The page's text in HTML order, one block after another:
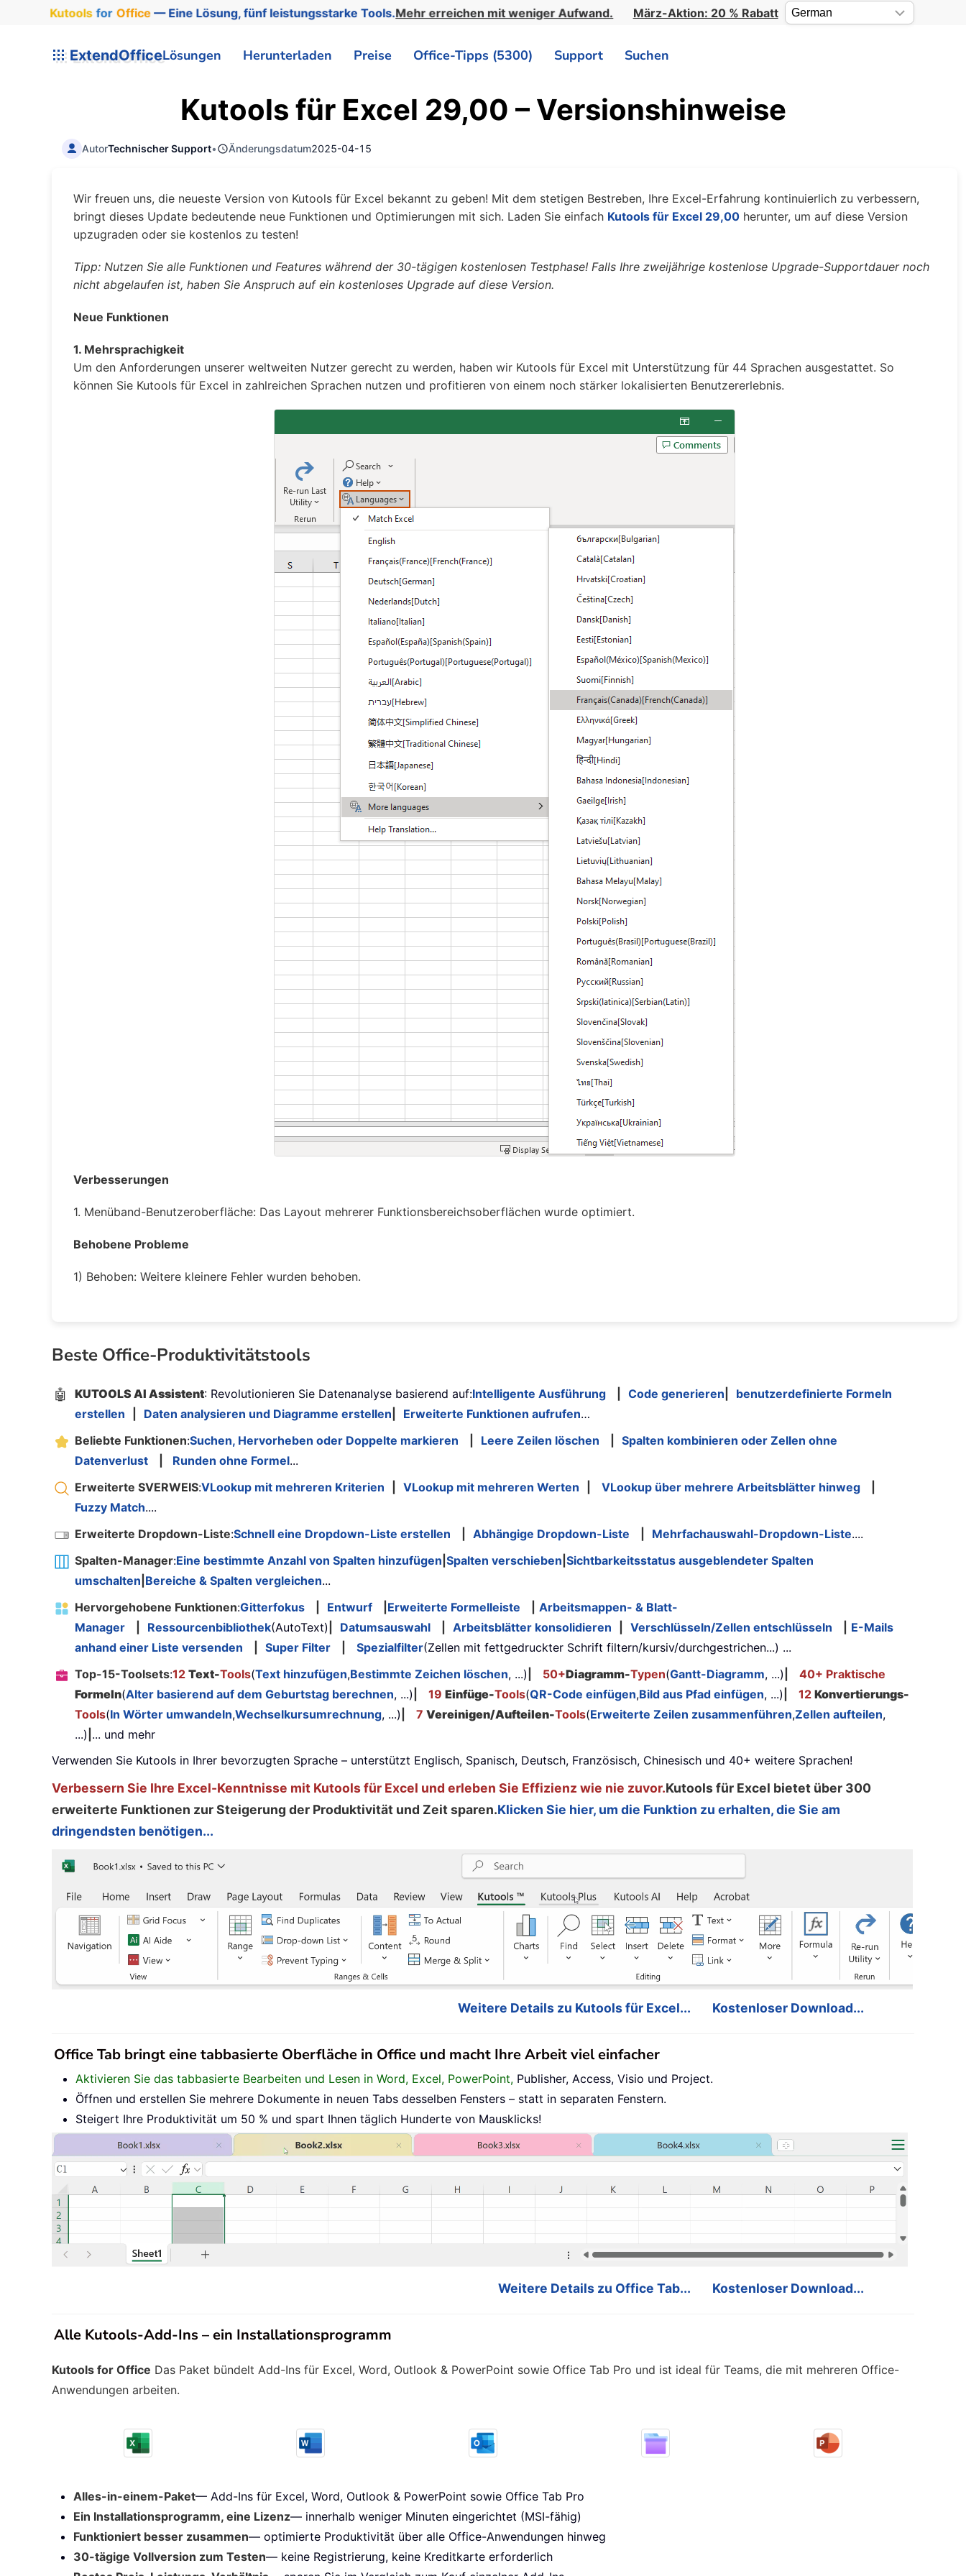
Kutools for Office— Eine Lösung, fünf leistungsstarke Tools.Mehr erreichen mit weniger Aufwand. März-Aktion: 20 % Rabatt
ExtendOfficeLösungen Herunterladen Preise Office-Tipps (5300) Support Suchen
Kutools für Excel 29,00 – Versionshinweise
AutorTechnischer Support• Änderungsdatum2025-04-15
Wir freuen uns, die neueste Version von Kutools für Excel bekannt zu geben! Mit dem stetigen Bestreben, Ihre Excel-Erfahrung kontinuierlich zu verbessern,
bringt dieses Update bedeutende neue Funktionen und Optimierungen mit sich. Laden Sie einfach Kutools für Excel 29,00 herunter, um auf diese Version
upzugraden oder sie kostenlos zu testen!
Tipp: Nutzen Sie alle Funktionen und Features während der 30-tägigen kostenlosen Testphase! Falls Ihre zweijährige kostenlose Upgrade-Supportdauer noch
nicht abgelaufen ist, haben Sie Anspruch auf ein kostenloses Upgrade auf diese Version.
Neue Funktionen
1. Mehrsprachigkeit
Um den Anforderungen unserer weltweiten Nutzer gerecht zu werden, haben wir Kutools für Excel mit Unterstützung für 44 Sprachen ausgestattet. So
können Sie Kutools für Excel in zahlreichen Sprachen nutzen und profitieren von einem noch stärker lokalisierten Benutzererlebnis.
Verbesserungen
1. Menüband-Benutzeroberfläche: Das Layout mehrerer Funktionsbereichsoberflächen wurde optimiert.
Behobene Probleme
1) Behoben: Weitere kleinere Fehler wurden behoben.
Beste Office-Produktivitätstools
🤖 KUTOOLS AI Assistent: Revolutionieren Sie Datenanalyse basierend auf:Intelligente Ausführung Code generieren
benutzerdefinierte Formeln
erstellen
Daten analysieren und Diagramme erstellen Erweiterte Funktionen aufrufen…
Beliebte Funktionen:Suchen, Hervorheben oder Doppelte markieren Leere Zeilen löschen
Spalten kombinieren oder Zellen ohne
Datenverlust
Runden ohne Formel...
Erweiterte SVERWEIS:VLookup mit mehreren Kriterien VLookup mit mehreren Werten VLookup über mehrere Arbeitsblätter hinweg
Fuzzy Match....
Erweiterte Dropdown-Liste:Schnell eine Dropdown-Liste erstellen Abhängige Dropdown-Liste Mehrfachauswahl-Dropdown-Liste....
Spalten-Manager:Eine bestimmte Anzahl von Spalten hinzufügen Spalten verschieben Sichtbarkeitsstatus ausgeblendeter Spalten
umschalten Bereiche & Spalten vergleichen...
Hervorgehobene Funktionen:Gitterfokus Entwurf Erweiterte Formelleiste
Arbeitsmappen- & Blatt-
Manager
Ressourcenbibliothek(AutoText) Datumsauswahl Arbeitsblätter konsolidieren Verschlüsseln/Zellen entschlüsseln
E-Mails
anhand einer Liste versenden
Super Filter Spezialfilter(Zellen mit fettgedruckter Schrift filtern/kursiv/durchgestrichen...) ...
Top-15-Toolsets:12 Text-Tools(Text hinzufügen,Bestimmte Zeichen löschen, ...) 50+Diagramm-Typen(Gantt-Diagramm, ...)
40+ Praktische
Formeln(Alter basierend auf dem Geburtstag berechnen, ...) 19 Einfüge-Tools(QR-Code einfügen,Bild aus Pfad einfügen, ...) 12 Konvertierungs-
Tools(In Wörter umwandeln,Wechselkursumrechnung, ...) 7 Vereinigen/Aufteilen-Tools(Erweiterte Zeilen zusammenführen,Zellen aufteilen,
...) ... und mehr
Verwenden Sie Kutools in Ihrer bevorzugten Sprache – unterstützt Englisch, Spanisch, Deutsch, Französisch, Chinesisch und 40+ weitere Sprachen!
Verbessern Sie Ihre Excel-Kenntnisse mit Kutools für Excel und erleben Sie Effizienz wie nie zuvor.Kutools für Excel bietet über 300
erweiterte Funktionen zur Steigerung der Produktivität und Zeit sparen.Klicken Sie hier, um die Funktion zu erhalten, die Sie am
dringendsten benötigen...
Weitere Details zu Kutools für Excel... Kostenloser Download...
Office Tab bringt eine tabbasierte Oberfläche in Office und macht Ihre Arbeit viel einfacher
Aktivieren Sie das tabbasierte Bearbeiten und Lesen in Word, Excel, PowerPoint, Publisher, Access, Visio und Project.
Öffnen und erstellen Sie mehrere Dokumente in neuen Tabs desselben Fensters – statt in separaten Fenstern.
Steigert Ihre Produktivität um 50 % und spart Ihnen täglich Hunderte von Mausklicks!
Weitere Details zu Office Tab... Kostenloser Download...
Alle Kutools-Add-Ins – ein Installationsprogramm
Kutools for Office Das Paket bündelt Add-Ins für Excel, Word, Outlook & PowerPoint sowie Office Tab Pro und ist ideal für Teams, die mit mehreren Office-
Anwendungen arbeiten.
Alles-in-einem-Paket— Add-Ins für Excel, Word, Outlook & PowerPoint sowie Office Tab Pro
Ein Installationsprogramm, eine Lizenz— innerhalb weniger Minuten eingerichtet (MSI-fähig)
Funktioniert besser zusammen— optimierte Produktivität über alle Office-Anwendungen hinweg
30-tägige Vollversion zum Testen— keine Registrierung, keine Kreditkarte erforderlich